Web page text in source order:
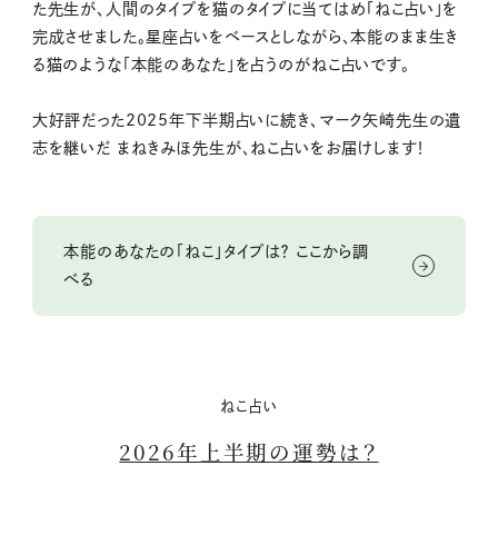
た先生が、人間のタイプを猫のタイプに当てはめ「ねこ占い」を
完成させました。星座占いをベースとしながら、本能のまま生き
る猫のような「本能のあなた」を占うのがねこ占いです。
大好評だった2025年下半期占いに続き、マーク矢崎先生の遺
志を継いだ まねきみほ先生が、ねこ占いをお届けします！
本能のあなたの「ねこ」タイプは？ ここから調
べる
ねこ占い
2026年上半期の運勢は？